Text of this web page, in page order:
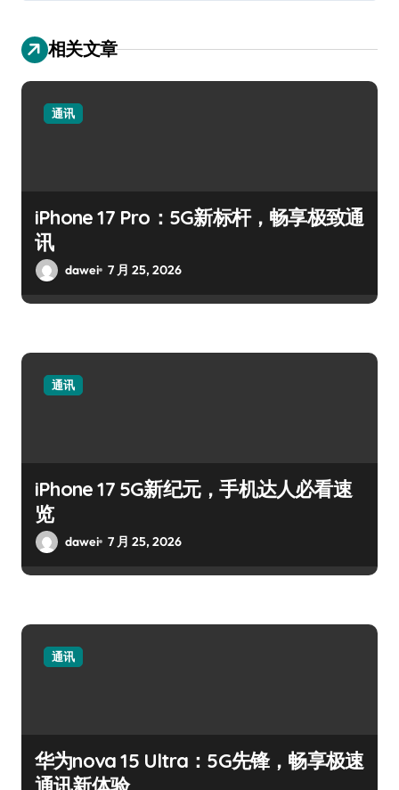
相关文章
通讯
iPhone 17 Pro：5G新标杆，畅享极致通
讯
dawei 7 月 25, 2026
通讯
iPhone 17 5G新纪元，手机达人必看速
览
dawei 7 月 25, 2026
通讯
华为nova 15 Ultra：5G先锋，畅享极速